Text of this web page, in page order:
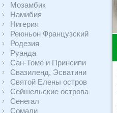
Мозамбик
Намибия
Нигерия
Реюньон Французский
Родезия
Руанда
Сан-Томе и Принсипи
Свазиленд, Эсватини
Святой Елены остров
Сейшельские острова
Сенегал
Сомали